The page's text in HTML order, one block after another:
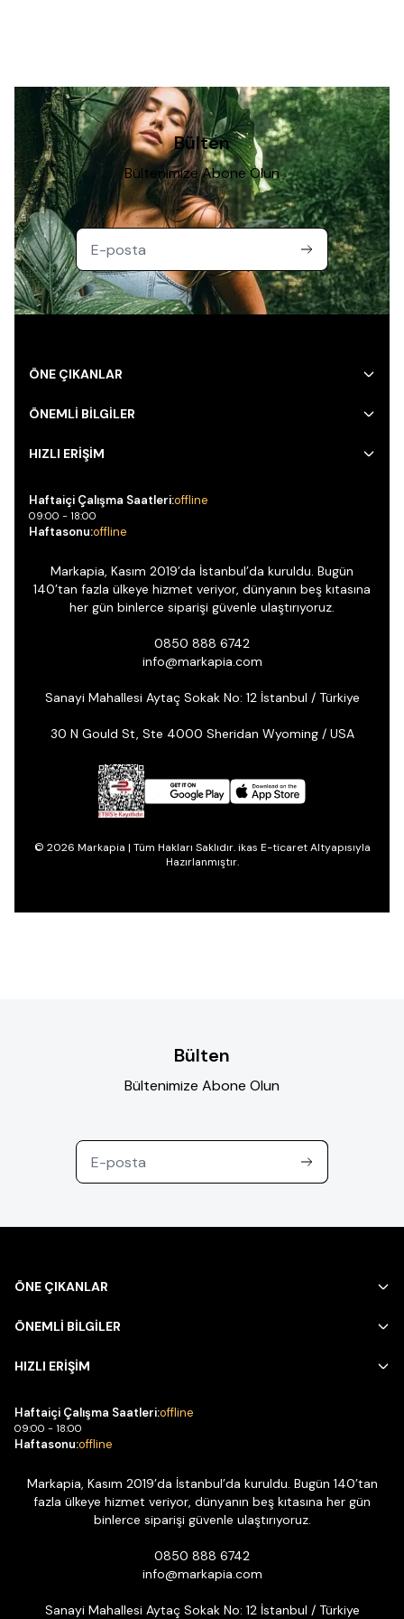
Bülten
Bültenimize Abone Olun
ÖNE ÇIKANLAR
ÖNEMLİ BİLGİLER
HIZLI ERİŞİM
Haftaiçi Çalışma Saatleri:offline
09:00 - 18:00
Haftasonu:offline
Markapia, Kasım 2019’da İstanbul’da kuruldu. Bugün
140’tan fazla ülkeye hizmet veriyor, dünyanın beş kıtasına
her gün binlerce siparişi güvenle ulaştırıyoruz.
0850 888 6742
info@markapia.com
Sanayi Mahallesi Aytaç Sokak No: 12 İstanbul / Türkiye
30 N Gould St, Ste 4000 Sheridan Wyoming / USA
© 2026 Markapia | Tüm Hakları Saklıdır. ikas E-ticaret Altyapısıyla
Hazırlanmıştır.
Bülten
Bültenimize Abone Olun
ÖNE ÇIKANLAR
ÖNEMLİ BİLGİLER
HIZLI ERİŞİM
Haftaiçi Çalışma Saatleri:offline
09:00 - 18:00
Haftasonu:offline
Markapia, Kasım 2019’da İstanbul’da kuruldu. Bugün 140’tan
fazla ülkeye hizmet veriyor, dünyanın beş kıtasına her gün
binlerce siparişi güvenle ulaştırıyoruz.
0850 888 6742
info@markapia.com
Sanayi Mahallesi Aytaç Sokak No: 12 İstanbul / Türkiye